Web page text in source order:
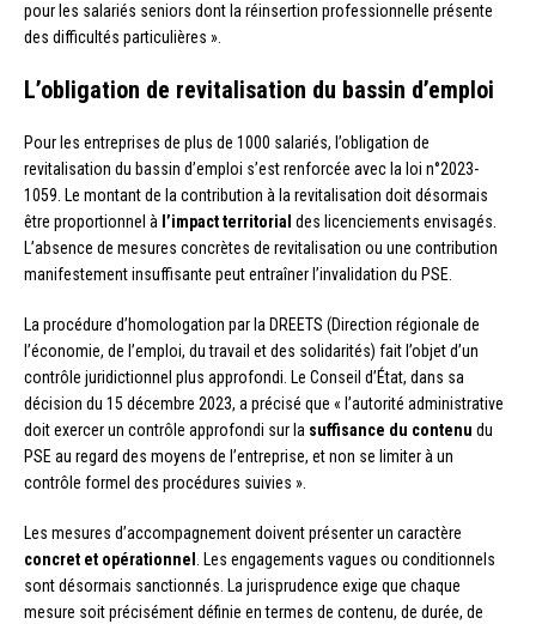
pour les salariés seniors dont la réinsertion professionnelle présente
des difficultés particulières ».
L’obligation de revitalisation du bassin d’emploi
Pour les entreprises de plus de 1000 salariés, l’obligation de
revitalisation du bassin d’emploi s’est renforcée avec la loi n°2023-
1059. Le montant de la contribution à la revitalisation doit désormais
être proportionnel à l’impact territorial des licenciements envisagés.
L’absence de mesures concrètes de revitalisation ou une contribution
manifestement insuffisante peut entraîner l’invalidation du PSE.
La procédure d’homologation par la DREETS (Direction régionale de
l’économie, de l’emploi, du travail et des solidarités) fait l’objet d’un
contrôle juridictionnel plus approfondi. Le Conseil d’État, dans sa
décision du 15 décembre 2023, a précisé que « l’autorité administrative
doit exercer un contrôle approfondi sur la suffisance du contenu du
PSE au regard des moyens de l’entreprise, et non se limiter à un
contrôle formel des procédures suivies ».
Les mesures d’accompagnement doivent présenter un caractère
concret et opérationnel
. Les engagements vagues ou conditionnels
sont désormais sanctionnés. La jurisprudence exige que chaque
mesure soit précisément définie en termes de contenu, de durée, de